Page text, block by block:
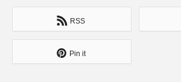
RSS
Pin it